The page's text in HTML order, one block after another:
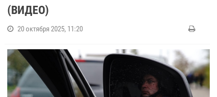
(ВИДЕО)
20 октября 2025, 11:20